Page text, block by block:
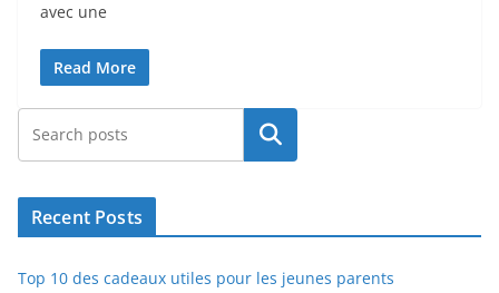
avec une
Read More
Rechercher
Recent Posts
Top 10 des cadeaux utiles pour les jeunes parents